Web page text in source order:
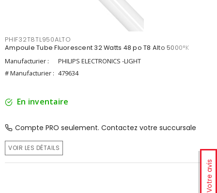
Votre avis
PHIF32T8TL950ALTO
Ampoule Tube Fluorescent 32 Watts 48 po T8 Alto 5000°K
Manufacturier :
PHILIPS ELECTRONICS -LIGHT
# Manufacturier : 479634
En inventaire
Compte PRO seulement. Contactez votre succursale
VOIR LES DÉTAILS